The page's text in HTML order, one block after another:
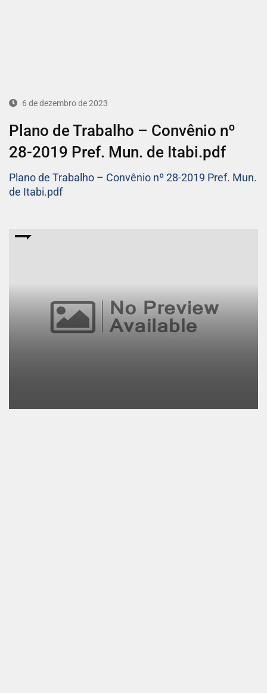
6 de dezembro de 2023
Plano de Trabalho – Convênio nº
28-2019 Pref. Mun. de Itabi.pdf
Plano de Trabalho – Convênio nº 28-2019 Pref. Mun.
de Itabi.pdf